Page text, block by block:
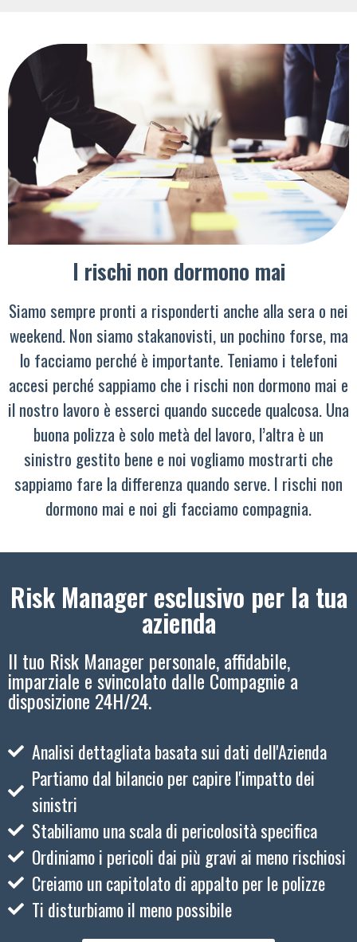
I rischi non dormono mai
Siamo sempre pronti a risponderti anche alla sera o nei
weekend. Non siamo stakanovisti, un pochino forse, ma
lo facciamo perché è importante. Teniamo i telefoni
accesi perché sappiamo che i rischi non dormono mai e
il nostro lavoro è esserci quando succede qualcosa. Una
buona polizza è solo metà del lavoro, l’altra è un
sinistro gestito bene e noi vogliamo mostrarti che
sappiamo fare la differenza quando serve. I rischi non
dormono mai e noi gli facciamo compagnia.
Risk Manager esclusivo per la tua
azienda
Il tuo Risk Manager personale, affidabile,
imparziale e svincolato dalle Compagnie a
disposizione 24H/24.
Analisi dettagliata basata sui dati dell'Azienda
Partiamo dal bilancio per capire l'impatto dei
sinistri
Stabiliamo una scala di pericolosità specifica
Ordiniamo i pericoli dai più gravi ai meno rischiosi
Creiamo un capitolato di appalto per le polizze
Ti disturbiamo il meno possibile